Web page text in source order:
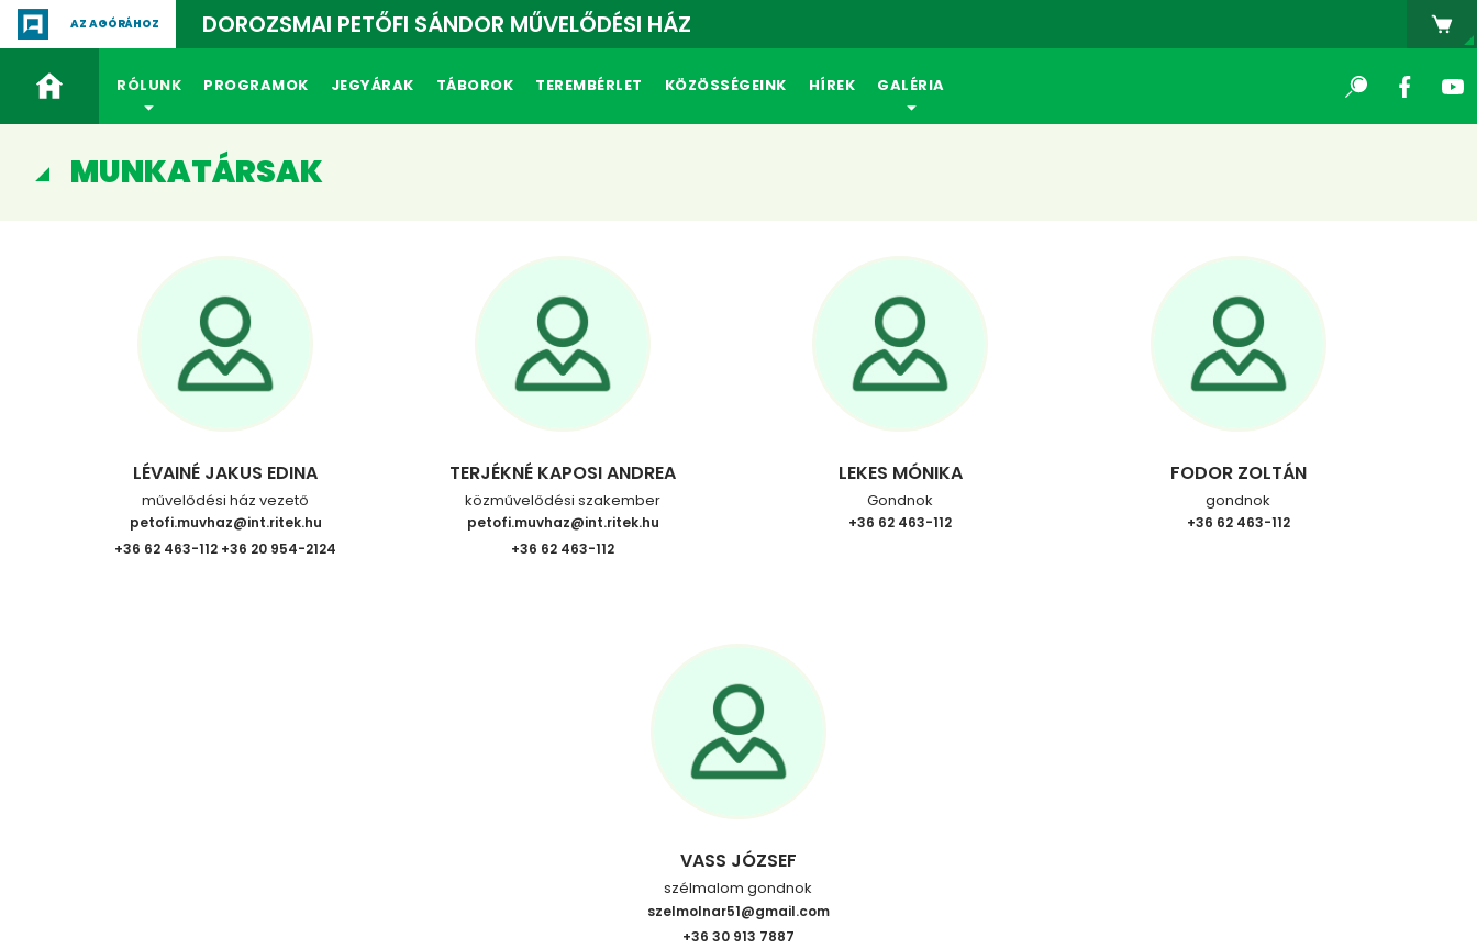
AZ AGÓRÁHOZ DOROZSMAI PETŐFI SÁNDOR MŰVELŐDÉSI HÁZ
RÓLUNK PROGRAMOK JEGYÁRAK TÁBOROK TEREMBÉRLET KÖZÖSSÉGEINK HÍREK GALÉRIA
MUNKATÁRSAK
LÉVAINÉ JAKUS EDINA
művelődési ház vezető
petofi.muvhaz@int.ritek.hu
+36 62 463-112 +36 20 954-2124
TERJÉKNÉ KAPOSI ANDREA
közművelődési szakember
petofi.muvhaz@int.ritek.hu
+36 62 463-112
LEKES MÓNIKA
Gondnok
+36 62 463-112
FODOR ZOLTÁN
gondnok
+36 62 463-112
VASS JÓZSEF
szélmalom gondnok
szelmolnar51@gmail.com
+36 30 913 7887